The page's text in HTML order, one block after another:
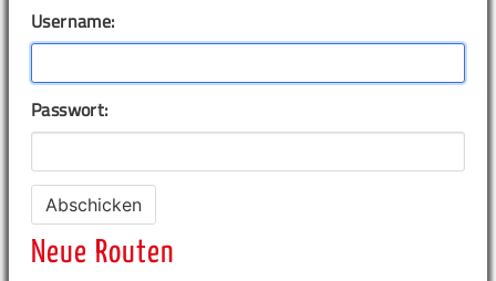
Username:
Passwort:
Neue Routen